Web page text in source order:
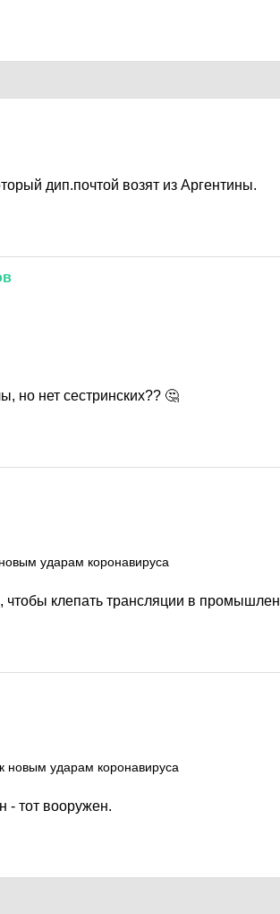
дип.почтой возят из Аргентины.
но нет сестринских?? 🤔
ударам коронавируса
чтобы клепать трансляции в
новым ударам коронавируса
- тот вооружен.